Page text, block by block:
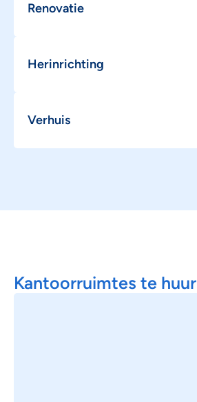
Renovatie
Herinrichting
Verhuis
Kantoorruimtes te huur